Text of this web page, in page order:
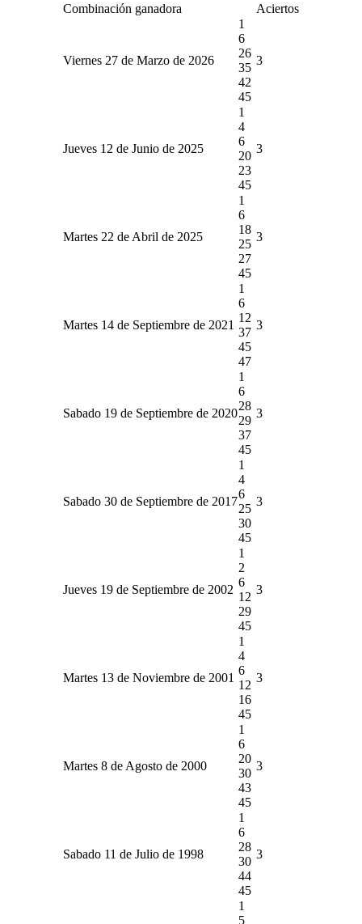
Combinación ganadora Aciertos
Viernes 27 de Marzo de 2026
1
6
26
35
42
45
3
Jueves 12 de Junio de 2025
1
4
6
20
23
45
3
Martes 22 de Abril de 2025
1
6
18
25
27
45
3
Martes 14 de Septiembre de 2021
1
6
12
37
45
47
3
Sabado 19 de Septiembre de 2020
1
6
28
29
37
45
3
Sabado 30 de Septiembre de 2017
1
4
6
25
30
45
3
Jueves 19 de Septiembre de 2002
1
2
6
12
29
45
3
Martes 13 de Noviembre de 2001
1
4
6
12
16
45
3
Martes 8 de Agosto de 2000
1
6
20
30
43
45
3
Sabado 11 de Julio de 1998
1
6
28
30
44
45
3
1
5